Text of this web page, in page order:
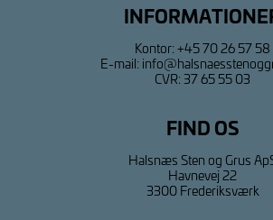
Kontor:+45 70 26 57 58
E-mail:
CVR: 37 65 55 03
FIND OS
Halsnæs Sten og Grus
Havnevej 22
3300 Frederiksværk